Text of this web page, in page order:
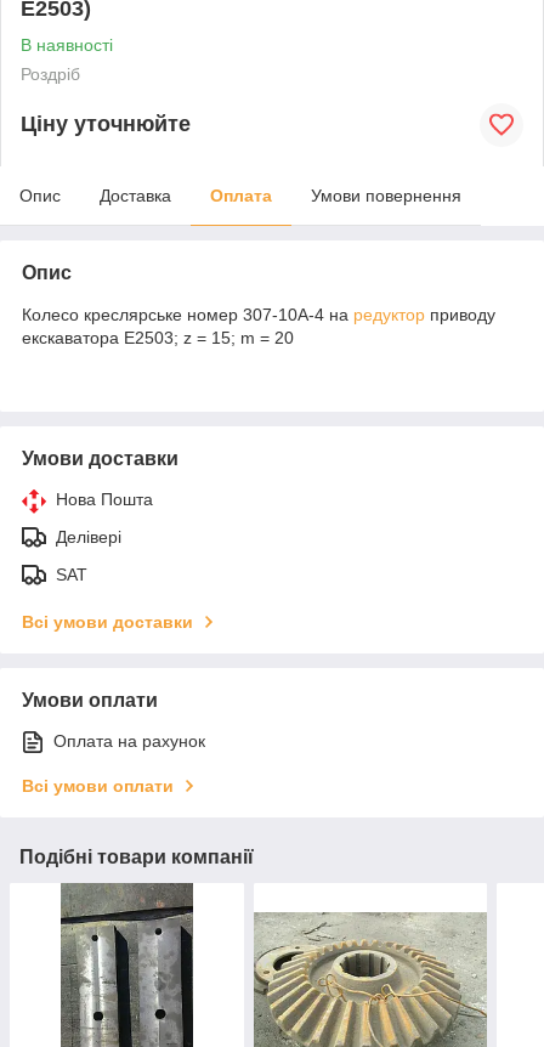
Е2503)
В наявності
Роздріб
Ціну уточнюйте
Опис Доставка Оплата Умови повернення
Опис
Колесо креслярське номер 307-10А-4 на редуктор приводу
екскаватора Е2503; z = 15; m = 20
Умови доставки
Нова Пошта
Делівері
SAT
Всі умови доставки
Умови оплати
Оплата на рахунок
Всі умови оплати
Подібні товари компанії